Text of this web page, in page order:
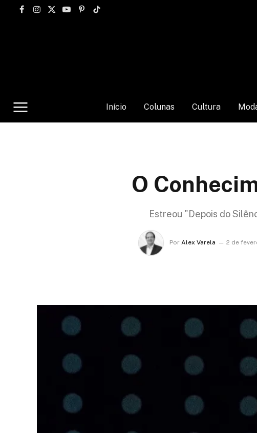
Facebook
Instagram
X
YouTubePinterest
TikTok
Início Colunas Cultura
O
Estreou "Depois do
Por Alex Varela 2 de